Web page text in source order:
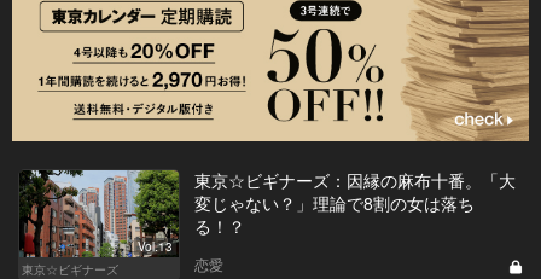
Vol.13
東京☆ビギナーズ
東京☆ビギナーズ：因縁の麻布十番。「大
変じゃない？」理論で8割の女は落ち
る！？
恋愛